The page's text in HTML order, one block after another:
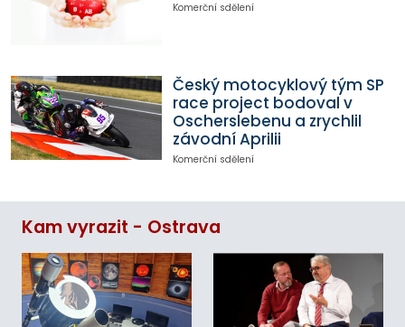
Komerční sdělení
Český motocyklový tým SP
race project bodoval v
Oscherslebenu a zrychlil
závodní Aprilii
Komerční sdělení
Kam vyrazit - Ostrava